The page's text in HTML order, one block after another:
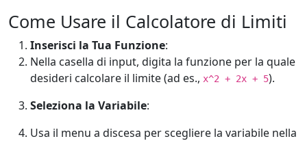
Come Usare il Calcolatore di Limiti
Inserisci la Tua Funzione:
Nella casella di input, digita la funzione per la quale
desideri calcolare il limite (ad es., x^2 + 2x + 5).
Seleziona la Variabile:
Usa il menu a discesa per scegliere la variabile nella